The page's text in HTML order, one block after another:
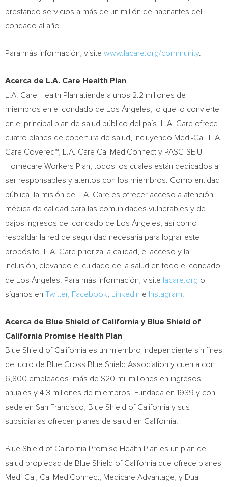
prestando servicios a más de un millón de habitantes del
condado al año.
Para más información, visite www.lacare.org/community.
Acerca de L.A. Care Health Plan
L.A. Care Health Plan atiende a unos 2.2 millones de
miembros en el condado de Los Ángeles, lo que lo convierte
en el principal plan de salud público del país. L.A. Care ofrece
cuatro planes de cobertura de salud, incluyendo Medi-Cal, L.A.
Care Covered™, L.A. Care Cal MediConnect y PASC-SEIU
Homecare Workers Plan, todos los cuales están dedicados a
ser responsables y atentos con los miembros. Como entidad
pública, la misión de L.A. Care es ofrecer acceso a atención
médica de calidad para las comunidades vulnerables y de
bajos ingresos del condado de Los Ángeles, así como
respaldar la red de seguridad necesaria para lograr este
propósito. L.A. Care prioriza la calidad, el acceso y la
inclusión, elevando el cuidado de la salud en todo el condado
de Los Ángeles. Para más información, visite lacare.org o
síganos en Twitter, Facebook LinkedIn e Instagram
Acerca de Blue Shield of California y Blue Shield of
California Promise Health Plan
Blue Shield of California es un miembro independiente sin fines
de lucro de Blue Cross Blue Shield Association y cuenta con
6,800 empleados, más de $20 mil millones en ingresos
anuales y 4.3 millones de miembros. Fundada en 1939 y con
sede en San Francisco , Blue Shield of California y sus
subsidiarias ofrecen planes de salud en California
Blue Shield of California Promise Health Plan es un plan de
salud propiedad de Blue Shield of California que ofrece planes
Medi-Cal, Cal MediConnect, Medicare Advantage, y Dual